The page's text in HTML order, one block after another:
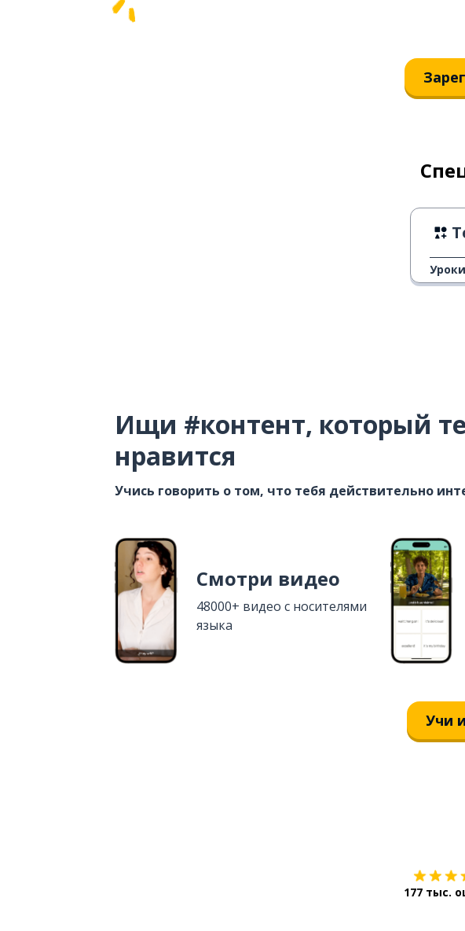
Уроки
Ищи #контент, который
нравится
Учись говорить о том, что тебя действительно
Смотри видео
48000+ видео с носителями
языка
Учи
177 тыс.